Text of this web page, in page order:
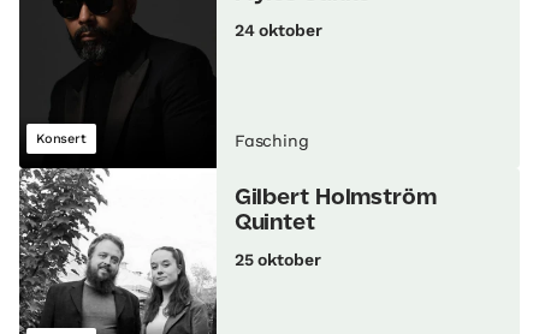
Konsert
24 oktober
Fasching
Gilbert Holmström
Quintet
25 oktober